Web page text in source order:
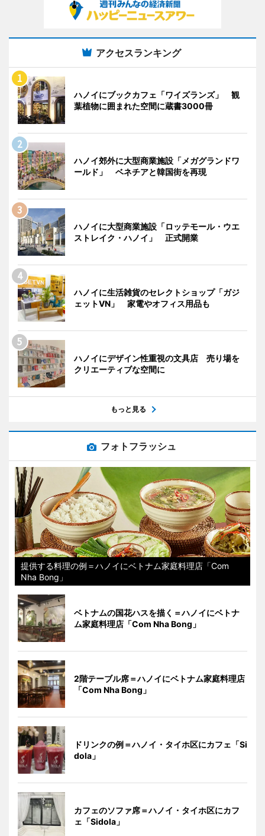
アクセスランキング
ハノイにブックカフェ「ワイズランズ」 観
葉植物に囲まれた空間に蔵書3000冊
ハノイ郊外に大型商業施設「メガグランドワ
ールド」 ベネチアと韓国街を再現
ハノイに大型商業施設「ロッテモール・ウエ
ストレイク・ハノイ」 正式開業
ハノイに生活雑貨のセレクトショップ「ガジ
ェットVN」 家電やオフィス用品も
ハノイにデザイン性重視の文具店 売り場を
クリエーティブな空間に
もっと見る
フォトフラッシュ
提供する料理の例＝ハノイにベトナム家庭料理店「Com
Nha Bong」
ベトナムの国花ハスを描く＝ハノイにベトナ
ム家庭料理店「Com Nha Bong」
2階テーブル席＝ハノイにベトナム家庭料理店
「Com Nha Bong」
ドリンクの例＝ハノイ・タイホ区にカフェ「Si
dola」
カフェのソファ席＝ハノイ・タイホ区にカフ
ェ「Sidola」